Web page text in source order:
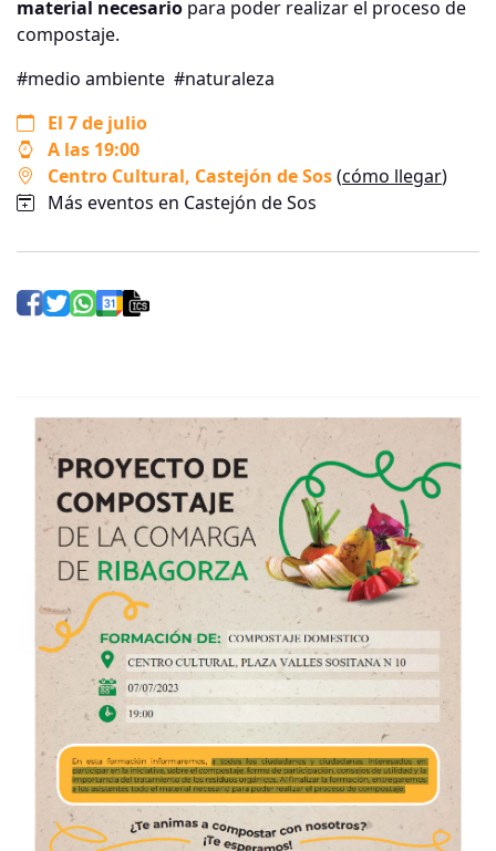
material necesario para poder realizar el proceso de
compostaje.
#medio ambiente #naturaleza
El 7 de julio
A las 19:00
Centro Cultural, Castejón de Sos(cómo llegar)
Más eventos en Castejón de Sos